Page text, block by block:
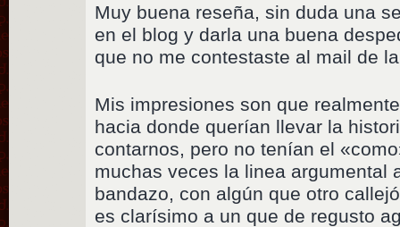
Muy buena reseña, sin duda una
en el blog y darla una buena
que no me contestaste al mail de
Mis impresiones son que
hacia donde querían llevar la
contarnos, pero no tenían el
muchas veces la linea argumental
bandazo, con algún que otro
es clarísimo a un que de regusto